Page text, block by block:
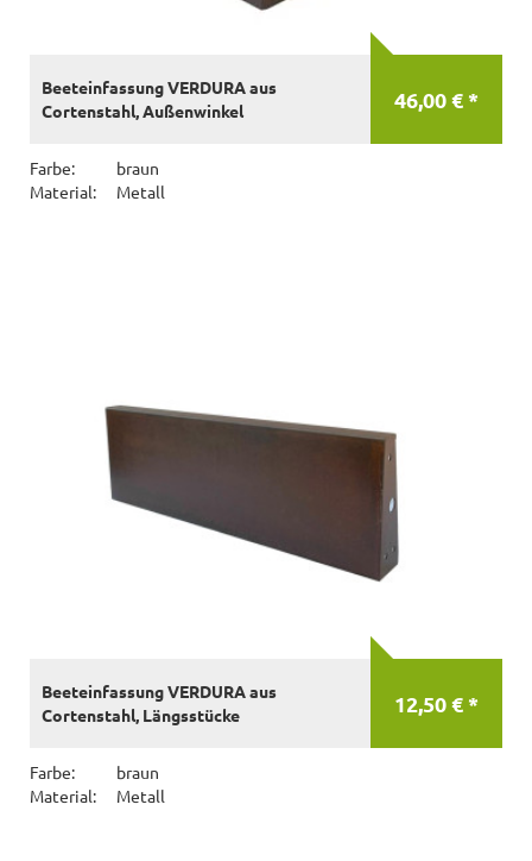
46,00 € *
Beeteinfassung VERDURA aus
Cortenstahl, Außenwinkel
Farbe:
braun
Material:
Metall
12,50 € *
Beeteinfassung VERDURA aus
Cortenstahl, Längsstücke
Farbe:
braun
Material:
Metall